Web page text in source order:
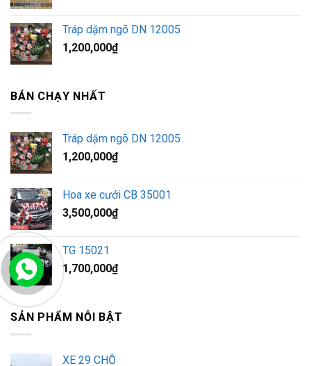
Tráp dặm ngõ DN 12005
1,200,000₫
BÁN CHẠY NHẤT
Tráp dặm ngõ DN 12005
1,200,000₫
Hoa xe cưới CB 35001
3,500,000₫
TG 15021
1,700,000₫
SẢN PHẨM NỖI BẬT
XE 29 CHỖ